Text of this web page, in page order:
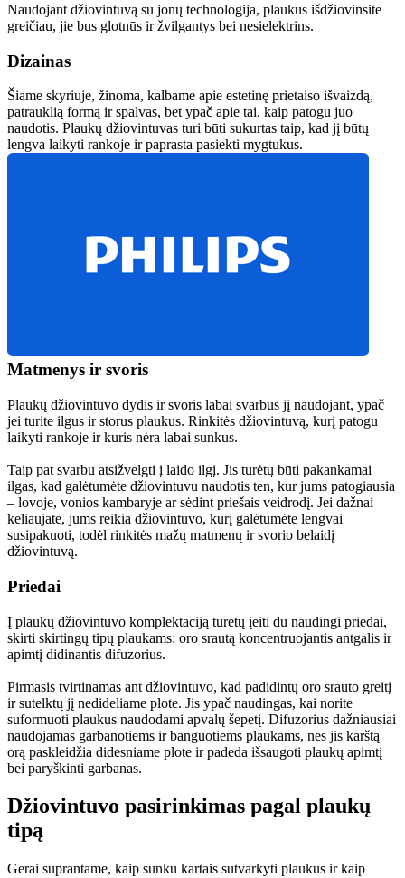
Naudojant džiovintuvą su jonų technologija, plaukus išdžiovinsite
greičiau, jie bus glotnūs ir žvilgantys bei nesielektrins.
Dizainas
Šiame skyriuje, žinoma, kalbame apie estetinę prietaiso išvaizdą,
patrauklią formą ir spalvas, bet ypač apie tai, kaip patogu juo
naudotis. Plaukų džiovintuvas turi būti sukurtas taip, kad jį būtų
lengva laikyti rankoje ir paprasta pasiekti mygtukus.
Matmenys ir svoris
Plaukų džiovintuvo dydis ir svoris labai svarbūs jį naudojant, ypač
jei turite ilgus ir storus plaukus. Rinkitės džiovintuvą, kurį patogu
laikyti rankoje ir kuris nėra labai sunkus.
Taip pat svarbu atsižvelgti į laido ilgį. Jis turėtų būti pakankamai
ilgas, kad galėtumėte džiovintuvu naudotis ten, kur jums patogiausia
– lovoje, vonios kambaryje ar sėdint priešais veidrodį. Jei dažnai
keliaujate, jums reikia džiovintuvo, kurį galėtumėte lengvai
susipakuoti, todėl rinkitės mažų matmenų ir svorio belaidį
džiovintuvą.
Priedai
Į plaukų džiovintuvo komplektaciją turėtų įeiti du naudingi priedai,
skirti skirtingų tipų plaukams: oro srautą koncentruojantis antgalis ir
apimtį didinantis difuzorius.
Pirmasis tvirtinamas ant džiovintuvo, kad padidintų oro srauto greitį
ir sutelktų jį nedideliame plote. Jis ypač naudingas, kai norite
suformuoti plaukus naudodami apvalų šepetį. Difuzorius dažniausiai
naudojamas garbanotiems ir banguotiems plaukams, nes jis karštą
orą paskleidžia didesniame plote ir padeda išsaugoti plaukų apimtį
bei paryškinti garbanas.
Džiovintuvo pasirinkimas pagal plaukų
tipą
Gerai suprantame, kaip sunku kartais sutvarkyti plaukus ir kaip